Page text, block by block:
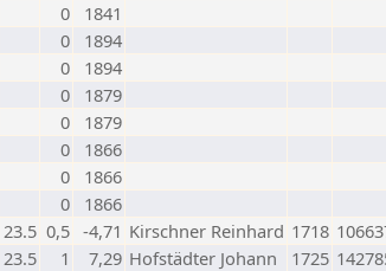
0
1841
0
1894
0
1894
0
1879
0
1879
0
1866
0
1866
0
1866
23.5 0,5 -4,71 Kirschner Reinhard 1718
23.5 1 7,29 Hofstädter Johann 1725